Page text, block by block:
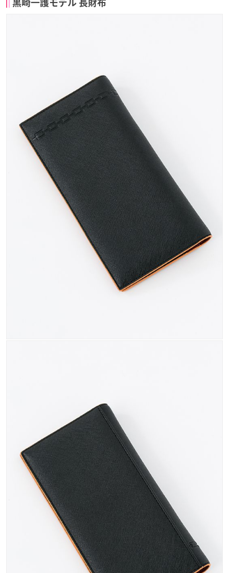
黒崎一護モデル 長財布